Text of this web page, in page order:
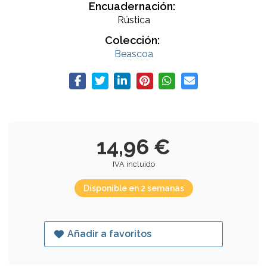
Encuadernación:
Rústica
Colección:
Beascoa
14,96 €
IVA incluido
Disponible en 2 semanas
Añadir a favoritos